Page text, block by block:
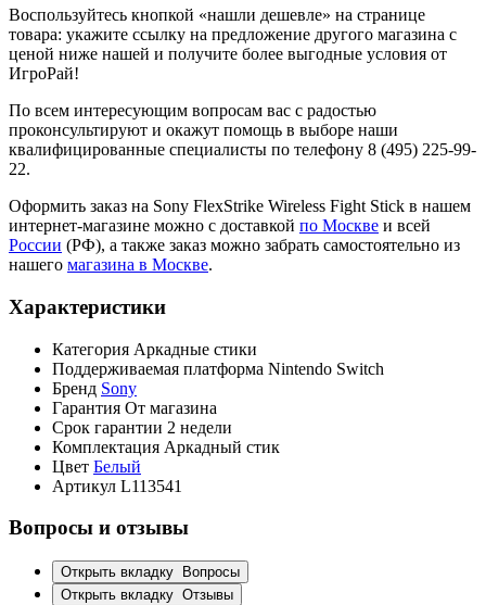
Воспользуйтесь кнопкой «нашли дешевле» на странице
товара: укажите ссылку на предложение другого магазина с
ценой ниже нашей и получите более выгодные условия от
ИгроРай!
По всем интересующим вопросам вас с радостью
проконсультируют и окажут помощь в выборе наши
квалифицированные специалисты по телефону 8 (495) 225-99-
22.
Оформить заказ на Sony FlexStrike Wireless Fight Stick в нашем
интернет-магазине можно с доставкой по Москве и всей
России (РФ), а также заказ можно забрать самостоятельно из
нашего магазина в Москве.
Характеристики
Категория Аркадные стики
Поддерживаемая платформа Nintendo Switch
Бренд Sony
Гарантия От магазина
Срок гарантии 2 недели
Комплектация Аркадный стик
Цвет Белый
Артикул L113541
Вопросы и отзывы
Открыть вкладку
Вопросы
Открыть вкладку Отзывы